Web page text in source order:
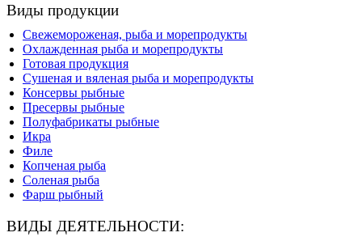
Виды продукции
Свежемороженая, рыба и морепродукты
Охлажденная рыба и морепродукты
Готовая продукция
Сушеная и вяленая рыба и морепродукты
Консервы рыбные
Пресервы рыбные
Полуфабрикаты рыбные
Икра
Филе
Копченая рыба
Соленая рыба
Фарш рыбный
ВИДЫ ДЕЯТЕЛЬНОСТИ: